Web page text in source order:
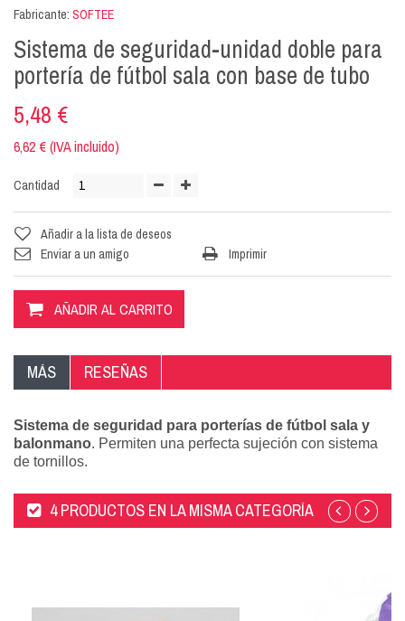
Fabricante: SOFTEE
Sistema de seguridad-unidad doble para
portería de fútbol sala con base de tubo
5,48 €
6,62 € (IVA incluido)
Cantidad
Añadir a la lista de deseos
Enviar a un amigo
Imprimir
AÑADIR AL CARRITO
MÁS RESEÑAS
Sistema de seguridad para porterías de fútbol sala y
balonmano. Permiten una perfecta sujeción con sistema
de tornillos.
4 PRODUCTOS EN LA MISMA CATEGORÍA